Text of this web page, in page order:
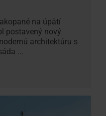
na úpätí
postavený nový
architektúru s
...